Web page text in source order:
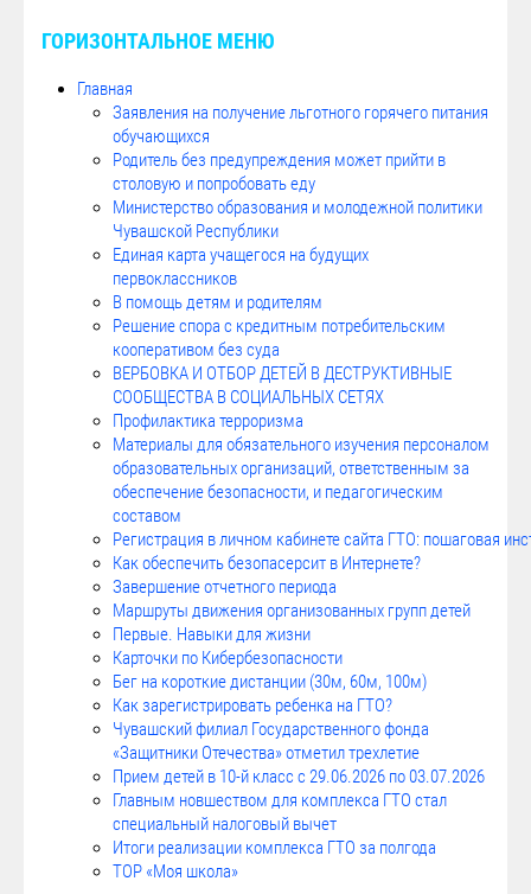
ГОРИЗОНТАЛЬНОЕ МЕНЮ
Главная
Заявления на получение льготного горячего питания
обучающихся
Родитель без предупреждения может прийти в
столовую и попробовать еду
Министерство образования и молодежной политики
Чувашской Республики
Единая карта учащегося на будущих
первоклассников
В помощь детям и родителям
Решение спора с кредитным потребительским
кооперативом без суда
ВЕРБОВКА И ОТБОР ДЕТЕЙ В ДЕСТРУКТИВНЫЕ
СООБЩЕСТВА В СОЦИАЛЬНЫХ СЕТЯХ
Профилактика терроризма
Материалы для обязательного изучения персоналом
образовательных организаций, ответственным за
обеспечение безопасности, и педагогическим
составом
Регистрация в личном кабинете сайта ГТО: пошаговая
Как обеспечить безопасерсит в Интернете?
Завершение отчетного периода
Маршруты движения организованных групп детей
Первые. Навыки для жизни
Карточки по Кибербезопасности
Бег на короткие дистанции (30м, 60м, 100м)
Как зарегистрировать ребенка на ГТО?
Чувашский филиал Государственного фонда
«Защитники Отечества» отметил трехлетие
Прием детей в 10-й класс с 29.06.2026 по 03.07.2026
Главным новшеством для комплекса ГТО стал
специальный налоговый вычет
Итоги реализации комплекса ГТО за полгода
ТОР «Моя школа»